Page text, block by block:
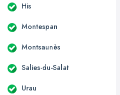
His
Montespan
Montsaunès
Salies-du-Salat
Urau